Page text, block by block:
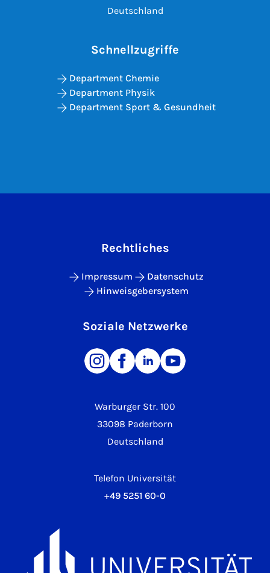
Deutschland
Schnellzugriffe
Department Chemie
Department Physik
Department Sport & Gesundheit
Warburger Str. 100
33098 Paderborn
Deutschland
Telefon Universität
+49 5251 60-0
Rechtliches
Impressum
Datenschutz
Hinweisgebersystem
Soziale Netzwerke